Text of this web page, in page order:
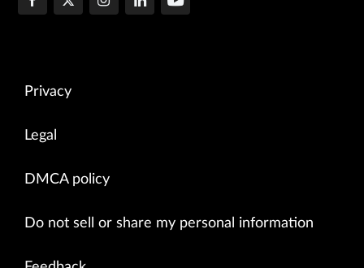
Privacy
Legal
DMCA policy
Do not sell or share my personal information